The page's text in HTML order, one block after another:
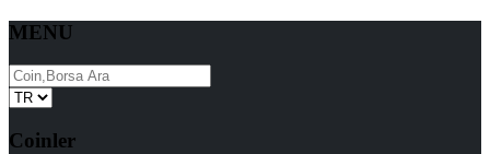
MENU
Coinler